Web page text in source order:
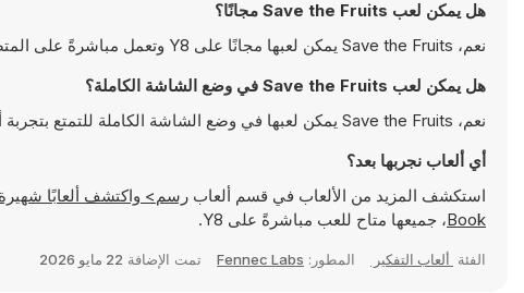
هل يمكن لعب Save the Fruits مجانًا؟
نعم، Save the Fruits يمكن لعبها مجانًا على Y8 وتعمل مباشرةً على المتصفح
هل يمكن لعب Save the Fruits في وضع الشاشة الكاملة؟
نعم، Save the Fruits يمكن لعبها في وضع الشاشة الكاملة للتمتع بتجربة أكثر انغماسًا
أي ألعاب نجربها بعد؟
استكشف المزيد من الألعاب في قسم ألعاب رسم> واكتشف ألعابًا شهيرة مثل
Book، جميعها متاح للعب مباشرةً على Y8.
الفئة ألعاب التفكير المطور: Fennec Labs تمت الإضافة 22 مايو 2026